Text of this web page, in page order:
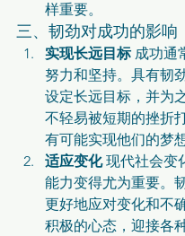
样重要。
三、韧劲对成功的影响
实现长远目标 成功通
努力和坚持。具有韧
设定长远目标，并为
不轻易被短期的挫折
有可能实现他们的梦想
适应变化 现代社会变
能力变得尤为重要。
更好地应对变化和不
积极的心态，迎接各